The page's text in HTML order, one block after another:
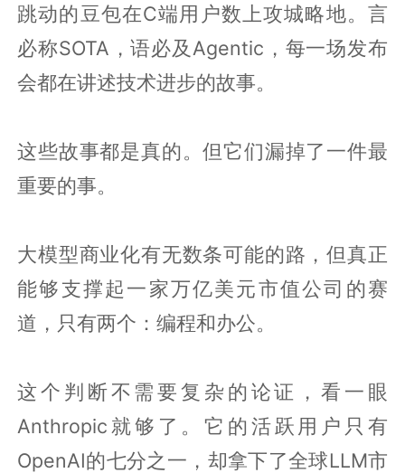
跳动的豆包在C端用户数上攻城略地。言
必称SOTA，语必及Agentic，每一场发布
会都在讲述技术进步的故事。
这些故事都是真的。但它们漏掉了一件最
重要的事。
大模型商业化有无数条可能的路，但真正
能够支撑起一家万亿美元市值公司的赛
道，只有两个：编程和办公。
这个判断不需要复杂的论证，看一眼
Anthropic就够了。它的活跃用户只有
OpenAI的七分之一，却拿下了全球LLM市